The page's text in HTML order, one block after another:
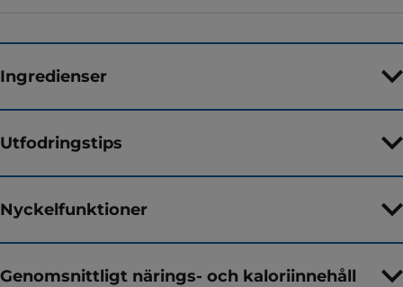
Ingredienser
Utfodringstips
Nyckelfunktioner
Genomsnittligt närings- och kaloriinnehåll